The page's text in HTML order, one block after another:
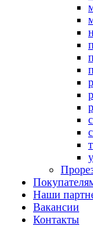
Наши
Вакансии
Контакты